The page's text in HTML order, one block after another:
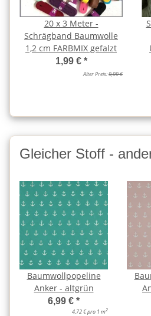
20 x 3 Meter -
Schrägband Baumwolle
1,2 cm FARBMIX gefalzt
1,99 € *
Alter Preis:9,99 €
Gleicher Stoff -
Baumwollpopeline
Anker - altgrün
6,99 € *
4,72 € pro 1 m2